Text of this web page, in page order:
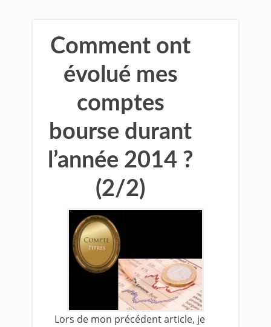
Comment ont
évolué mes
comptes
bourse durant
l’année 2014 ?
(2/2)
Lors de mon précédent article, je